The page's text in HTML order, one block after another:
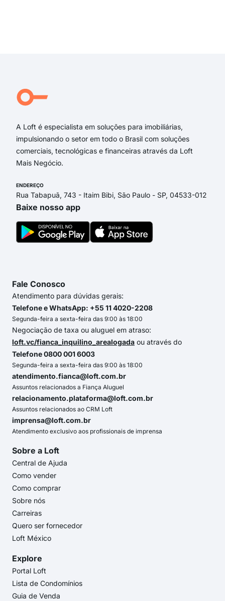
A Loft é especialista em soluções para imobiliárias,
impulsionando o setor em todo o Brasil com soluções
comerciais, tecnológicas e financeiras através da Loft
Mais Negócio.
ENDEREÇO
Rua Tabapuã, 743 - Itaim Bibi, São Paulo - SP, 04533-012
Baixe nosso app
Fale Conosco
Atendimento para dúvidas gerais:
Telefone e WhatsApp: +55 11 4020-2208
Segunda-feira a sexta-feira das 9:00 às 18:00
Negociação de taxa ou aluguel em atraso:
loft.vc/fianca_inquilino_arealogada ou através do
Telefone 0800 001 6003
Segunda-feira a sexta-feira das 9:00 às 18:00
atendimento.fianca@loft.com.br
Assuntos relacionados a Fiança Aluguel
relacionamento.plataforma@loft.com.br
Assuntos relacionados ao CRM Loft
imprensa@loft.com.br
Atendimento exclusivo aos profissionais de imprensa
Sobre a Loft
Central de Ajuda
Como vender
Como comprar
Sobre nós
Carreiras
Quero ser fornecedor
Loft México
Explore
Portal Loft
Lista de Condomínios
Guia de Venda